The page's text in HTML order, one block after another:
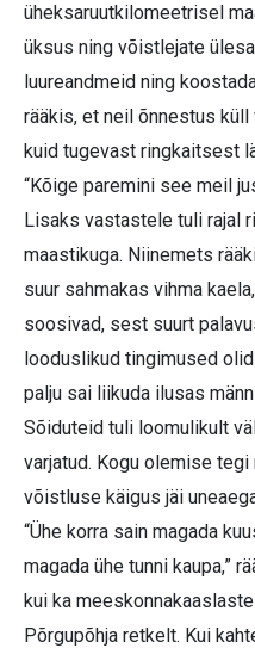
üheksaruutkilomeetrisel
üksus ning võistlejate
luureandmeid ning
rääkis, et neil õnnestus
kuid tugevast ringkaitsest
“Kõige paremini see meil
Lisaks vastastele tuli rajal
maastikuga. Niinemets
suur sahmakas vihma
soosivad, sest suurt
looduslikud tingimused
palju sai liikuda ilusas
Sõiduteid tuli loomulikult
varjatud. Kogu olemise
võistluse käigus jäi
“Ühe korra sain magada
magada ühe tunni kaupa,”
kui ka
Põrgupõhja retkelt. Kui